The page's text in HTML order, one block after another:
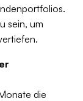
sein, um
die